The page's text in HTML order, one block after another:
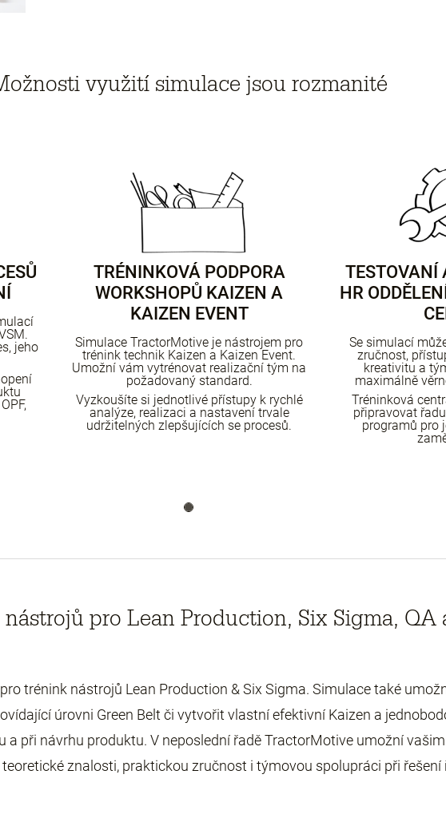
využití simulace jsou rozmanité
jeho
TRÉNINKOVÁ PODPORA
WORKSHOPŮ KAIZEN A
KAIZEN EVENT
Simulace TractorMotive je nástrojem pro
trénink technik Kaizen a Kaizen Event.
Umožní vám vytrénovat realizační tým na
požadovaný standard.
Vyzkoušíte si jednotlivé přístupy k rychlé
analýze, realizaci a nastavení trvale
udržitelných zlepšujících se procesů.
TESTOVANÍ
HR
Se simulací
zručnost,
kreativitu a
maximálně
Tréninková
připravovat
programů pro
pro Lean Production, Six Sigma, QA
trénink nástrojů Lean Production & Six Sigma. Simulace také
úrovni Green Belt či vytvořit vlastní efektivní Kaizen a
a při návrhu produktu. V neposlední řadě TractorMotive umožní
znalosti, praktickou zručnost i týmovou spolupráci při řešení